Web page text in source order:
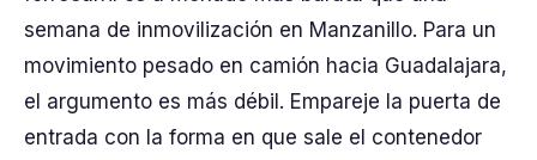
semana de inmovilización en Manzanillo. Para un
movimiento pesado en camión hacia Guadalajara,
el argumento es más débil. Empareje la puerta de
entrada con la forma en que sale el contenedor